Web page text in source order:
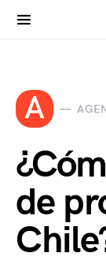
Search for:
A
de